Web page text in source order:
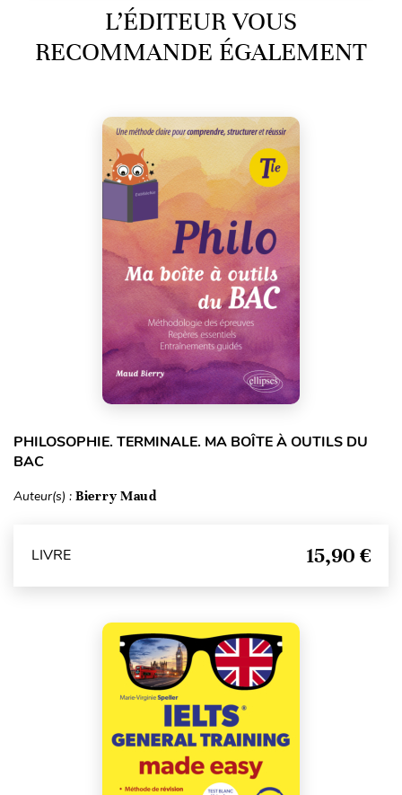
L’ÉDITEUR VOUS
RECOMMANDE ÉGALEMENT
PHILOSOPHIE. TERMINALE. MA BOÎTE À OUTILS DU
BAC
Auteur(s) : Bierry Maud
LIVRE 15,90 €